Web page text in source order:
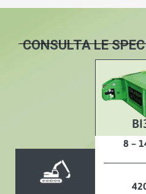
CONSULTA LE
8 –